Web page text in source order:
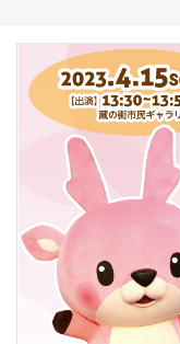
採用情報
> イワシカちゃん
> オンラインショップ
> メディア掲載
岩下の新生姜について
岩下の新生姜万年筆イ